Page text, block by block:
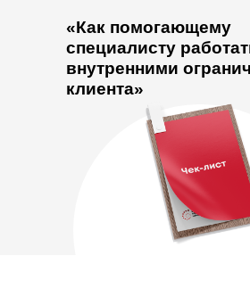
«Как помогающему
специалисту
внутренними
клиента»